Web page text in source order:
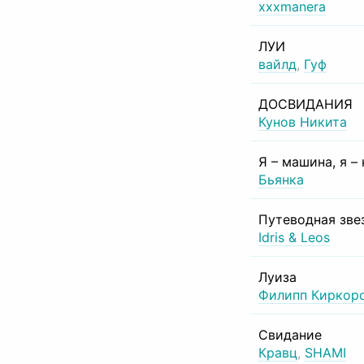
xxxmanera
ЛУИ
вайлд, Гуф
ДОСВИДАНИЯ
Кунов Никита
Я – машина, я –
Бьянка
Путеводная
Idris & Leos
Луиза
Филипп
Свидание
Кравц, SHAMI